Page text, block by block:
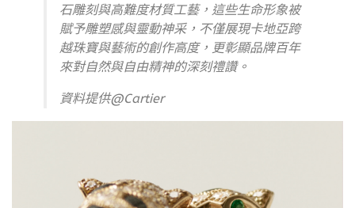
石雕刻與高難度材質工藝，這些生命形象被
賦予雕塑感與靈動神采，不僅展現卡地亞跨
越珠寶與藝術的創作高度，更彰顯品牌百年
來對自然與自由精神的深刻禮讚。
資料提供@Cartier